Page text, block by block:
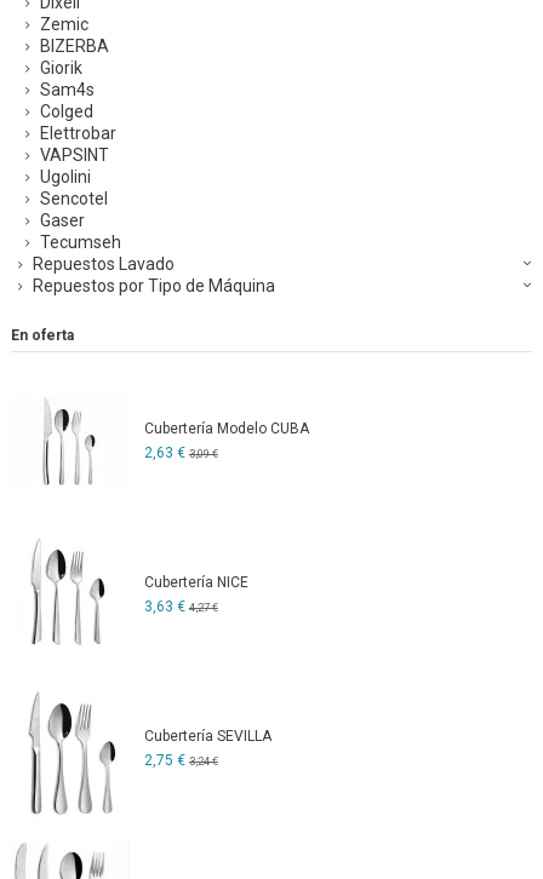
Zemic
BIZERBA
Giorik
Sam4s
Colged
Elettrobar
VAPSINT
Ugolini
Sencotel
Gaser
Tecumseh
Repuestos Lavado
Repuestos por Tipo de Máquina
En oferta
Cubertería Modelo CUBA
2,63 € 3,09 €
Cubertería NICE
3,63 € 4,27 €
Cubertería SEVILLA
2,75 € 3,24 €